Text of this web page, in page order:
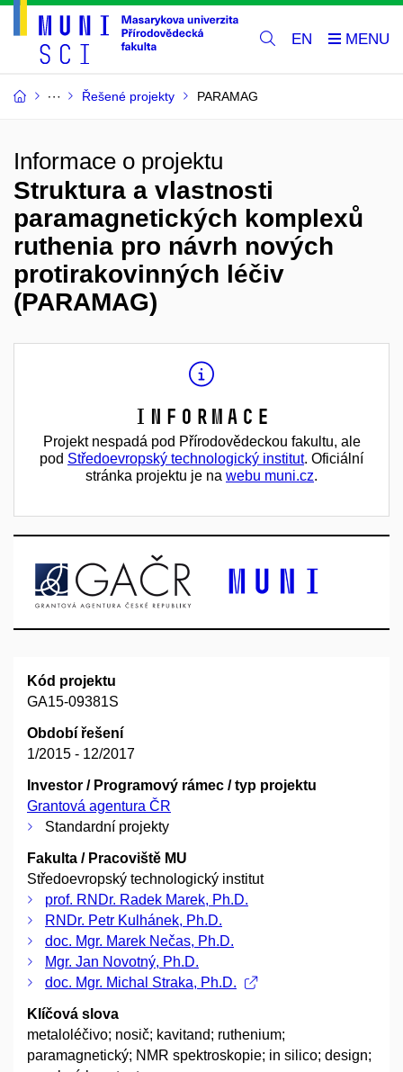
EN
Řešené projekty PARAMAG
Informace o projektu
Struktura a vlastnosti
paramagnetických komplexů
ruthenia pro návrh nových
protirakovinných léčiv
(PARAMAG)
Informace
Projekt nespadá pod Přírodovědeckou fakultu, ale
pod Středoevropský technologický institut. Oficiální
stránka projektu je na webu muni.cz.
Kód projektu
GA15-09381S
Období řešení
1/2015 - 12/2017
Investor / Programový rámec / typ projektu
Grantová agentura ČR
Standardní projekty
Fakulta / Pracoviště MU
Středoevropský technologický institut
prof. RNDr. Radek Marek, Ph.D.
RNDr. Petr Kulhánek, Ph.D.
doc. Mgr. Marek Nečas, Ph.D.
Mgr. Jan Novotný, Ph.D.
doc. Mgr. Michal Straka, Ph.D.
Klíčová slova
metaloléčivo; nosič; kavitand; ruthenium;
paramagnetický; NMR spektroskopie; in silico; design;